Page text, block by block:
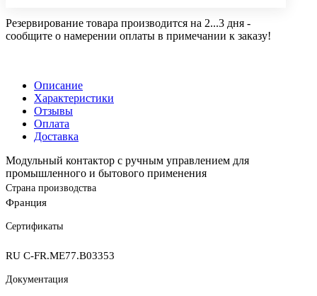
Резервирование товара производится на 2...3 дня -
сообщите о намерении оплаты в примечании к заказу!
Описание
Характеристики
Отзывы
Оплата
Доставка
Модульный контактор с ручным управлением для
промышленного и бытового применения
Страна производства
Франция
Сертификаты
RU C-FR.ME77.B03353
Документация